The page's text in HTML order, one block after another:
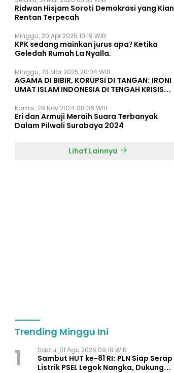
Ridwan Hisjam Soroti Demokrasi yang Kian
Rentan Terpecah
Minggu, 20 Apr 2025 10:19 WIB
KPK sedang mainkan jurus apa? Ketika
Geledah Rumah La Nyalla.
Minggu, 23 Mar 2025 20:04 WIB
AGAMA DI BIBIR, KORUPSI DI TANGAN: IRONI
UMAT ISLAM INDONESIA DI TENGAH KRISIS
Kamis, 28 Nov 2024 08:06 WIB
Eri dan Armuji Meraih Suara Terbanyak
Dalam Pilwali Surabaya 2024
Lihat Lainnya
Trending Minggu Ini
1 Sabtu, 01 Agu 2026 09:18 WIB
Sambut HUT ke-81 RI: PLN Siap Serap
Listrik PSEL Legok Nangka, Dukung